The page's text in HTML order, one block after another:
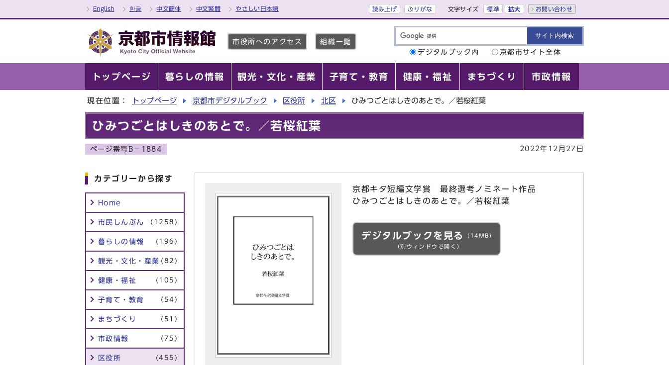
English 한글 中文簡体 中文繁體 やさしい日本語 読み上げ ふりがな 文字サイズ 標準 拡大 お問い合わせ
市役所へのアクセス
組織一覧
デジタルブック内
京都市サイト全体
トップページ 暮らしの情報 観光・文化・産業 子育て・教育 健康・福祉 まちづくり 市政情報
現在位置： トップページ 京都市デジタルブック 区役所 北区 ひみつごとはしきのあとで。／若桜紅葉
ひみつごとはしきのあとで。／若桜紅葉
ページ番号B－1884 2022年12月27日
カテゴリーから探す
Home
市民しんぶん (1258)
暮らしの情報 (196)
観光・文化・産業 (82)
健康・福祉 (105)
子育て・教育 (54)
まちづくり (51)
市政情報 (75)
区役所 (455)
京都キタ短編文学賞 最終選考ノミネート作品
ひみつごとはしきのあとで。／若桜紅葉
デジタルブックを見る
（14MB）
（別ウィンドウで開く）